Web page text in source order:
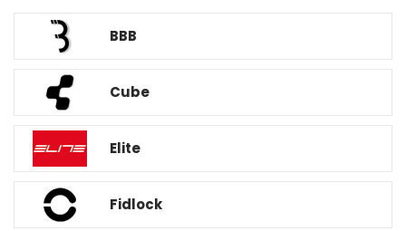
BBB
Cube
Elite
Fidlock